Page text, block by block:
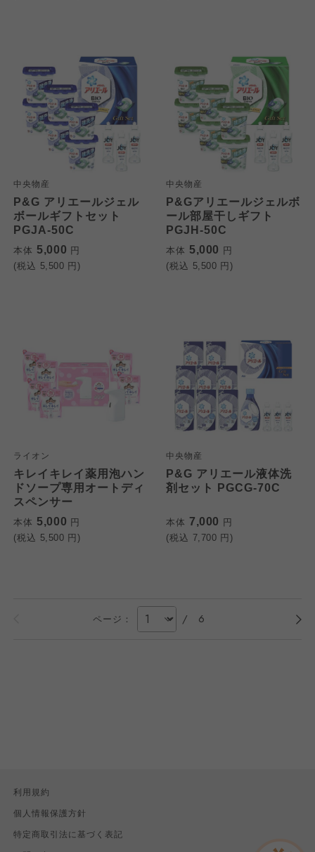
中央物産
P&G アリエールジェル
ボールギフトセット
PGJA-50C
本体 5,000 円
(税込 5,500 円)
中央物産
P&Gアリエールジェルボ
ール部屋干しギフト
PGJH-50C
本体 5,000 円
(税込 5,500 円)
ライオン
キレイキレイ薬用泡ハン
ドソープ専用オートディ
スペンサー
本体 5,000 円
(税込 5,500 円)
中央物産
P&G アリエール液体洗
剤セット PGCG-70C
本体 7,000 円
(税込 7,700 円)
ページ： / 6
利用規約
個人情報保護方針
特定商取引法に基づく表記